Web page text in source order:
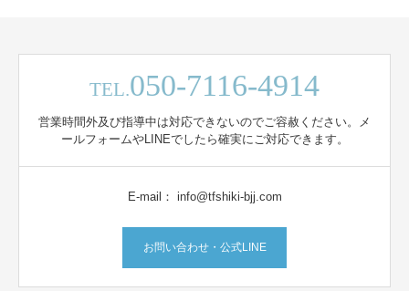
TEL.050-7116-4914
営業時間外及び指導中は対応できないのでご容赦ください。メ
ールフォームやLINEでしたら確実にご対応できます。
E-mail： info@tfshiki-bjj.com
お問い合わせ・公式LINE